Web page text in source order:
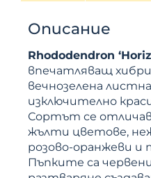
Описание
Rhododendron
впечатляващ
вечнозелена
изключително
Сортът се
жълти цветове,
розово-оранжеви и
Пъпките са